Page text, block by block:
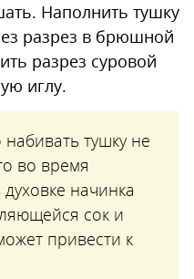
Наполнить тушку
разрез в брюшной
разрез суровой
иглу.
тушку не
во время
начинка
сок и
привести к